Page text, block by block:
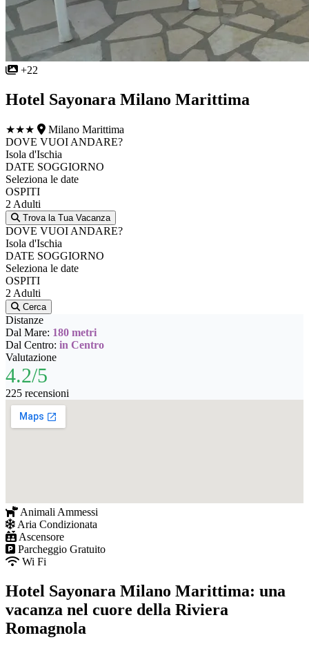
+22
Hotel Sayonara Milano Marittima
★★★
Milano Marittima
DOVE VUOI ANDARE?
Isola d'Ischia
DATE SOGGIORNO
Seleziona le date
OSPITI
2 Adulti
Trova la Tua Vacanza
DOVE VUOI ANDARE?
Isola d'Ischia
DATE SOGGIORNO
Seleziona le date
OSPITI
2 Adulti
Cerca
Distanze
Dal Mare: 180 metri
Dal Centro: in Centro
Valutazione
4.2/5
225 recensioni
Animali Ammessi
Aria Condizionata
Ascensore
Parcheggio Gratuito
Wi Fi
Hotel Sayonara Milano Marittima: una
vacanza nel cuore della Riviera
Romagnola